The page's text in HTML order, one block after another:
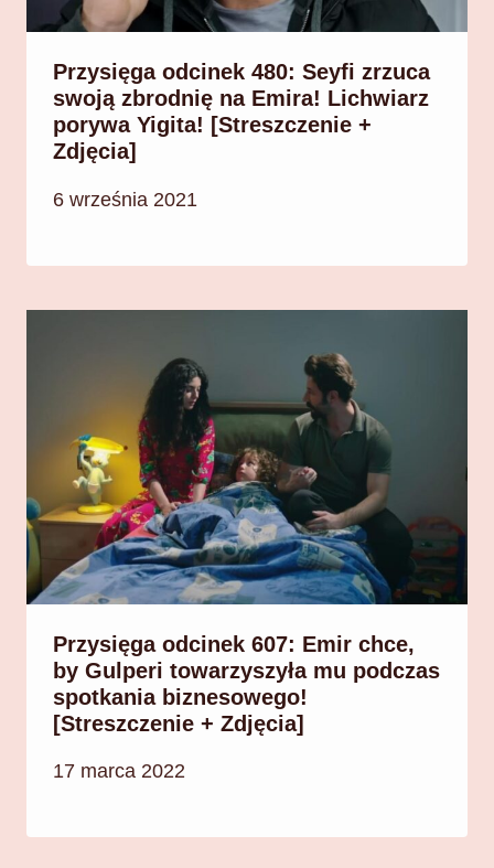
Przysięga odcinek 480: Seyfi zrzuca
swoją zbrodnię na Emira! Lichwiarz
porywa Yigita! [Streszczenie +
Zdjęcia]
6 września 2021
Przysięga odcinek 607: Emir chce,
by Gulperi towarzyszyła mu podczas
spotkania biznesowego!
[Streszczenie + Zdjęcia]
17 marca 2022